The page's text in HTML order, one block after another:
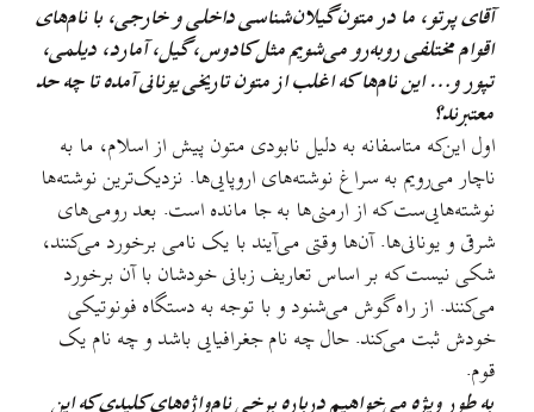
آقای پرتو، ما در متون گیلان‌شناسی داخلی و خارجی، با نام‌های
اقوام مختلفی روبه‌رو می‌شویم مثل کادوس، گیل، آمارد، دیلمی،
تپور و… این نام‌ها که اغلب از متون تاریخی یونانی آمده تا چه حد
معتبرند؟
اول این‌که متاسفانه به دلیل نابودی متون پیش از اسلام، ما به
ناچار می‌رویم به سراغ نوشته‌های اروپایی‌ها. نزدیک‌ترین نوشته‌ها
نوشته‌هایی‌ست که از ارمنی‌ها به جا مانده است. بعد رومی‌های
شرقی و یونانی‌ها. آن‌ها وقتی می‌آیند با یک نامی برخورد می‌کنند،
شکی نیست که بر اساس تعاریف زبانی خودشان با آن برخورد
می‌کنند. از راه گوش می‌شنود و با توجه به دستگاه فونوتیکی
خودش ثبت می‌کند. حال چه نام جغرافیایی باشد و چه نام یک
قوم.
به طور ویژه می‌خواهیم درباره برخی نام‌واژه‌های کلیدی که این